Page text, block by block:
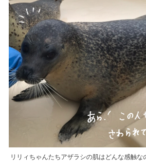
リリィちゃんたちアザラシの肌はどんな感触な